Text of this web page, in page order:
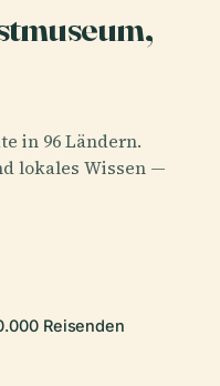
in 96 Ländern.
lokales Wissen —
Reisenden